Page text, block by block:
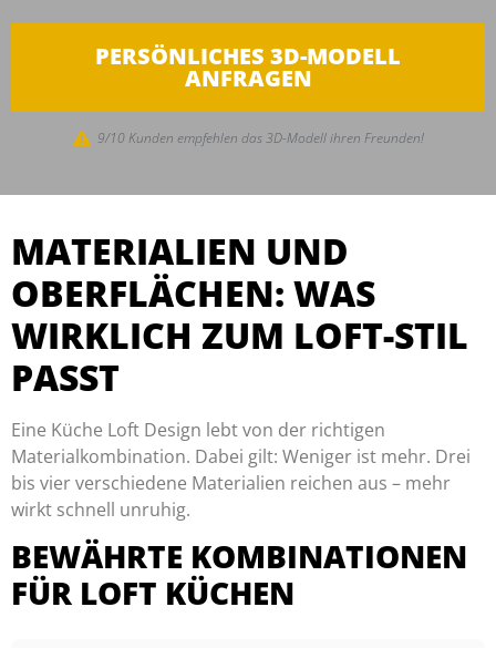
PERSÖNLICHES 3D-MODELL
ANFRAGEN
9/10 Kunden empfehlen das 3D-Modell ihren Freunden!
MATERIALIEN UND
OBERFLÄCHEN: WAS
WIRKLICH ZUM LOFT-STIL
PASST
Eine Küche Loft Design lebt von der richtigen
Materialkombination. Dabei gilt: Weniger ist mehr. Drei
bis vier verschiedene Materialien reichen aus – mehr
wirkt schnell unruhig.
BEWÄHRTE KOMBINATIONEN
FÜR LOFT KÜCHEN